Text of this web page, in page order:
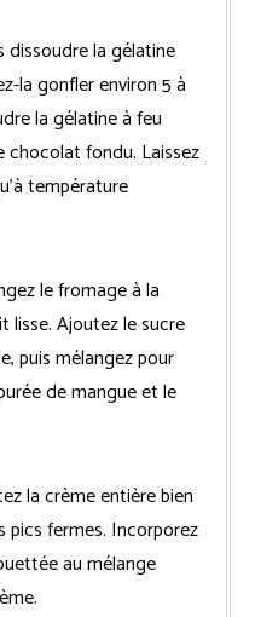
la gélatine
la gonfler environ 5 à
la gélatine à feu
chocolat fondu. Laissez
température
le fromage à la
lisse. Ajoutez le sucre
puis mélangez pour
de mangue et le
la crème entière bien
pics fermes. Incorporez
au mélange